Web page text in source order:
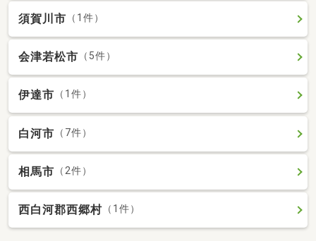
須賀川市 （1件）
会津若松市 （5件）
伊達市 （1件）
白河市 （7件）
相馬市 （2件）
西白河郡西郷村 （1件）